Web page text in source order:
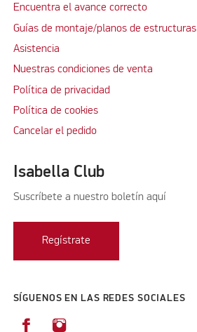
Encuentra el avance correcto
Guías de montaje/planos de estructuras
Asistencia
Nuestras condiciones de venta
Política de privacidad
Política de cookies
Cancelar el pedido
Isabella Club
Suscríbete a nuestro boletín aquí
Regístrate
SÍGUENOS EN LAS REDES SOCIALES